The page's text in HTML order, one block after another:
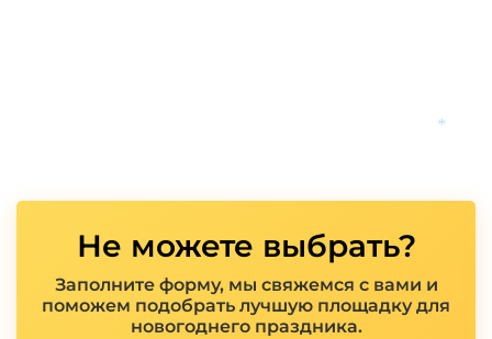
Не можете выбрать?
Заполните форму, мы свяжемся с вами и
поможем подобрать лучшую площадку для
новогоднего праздника.